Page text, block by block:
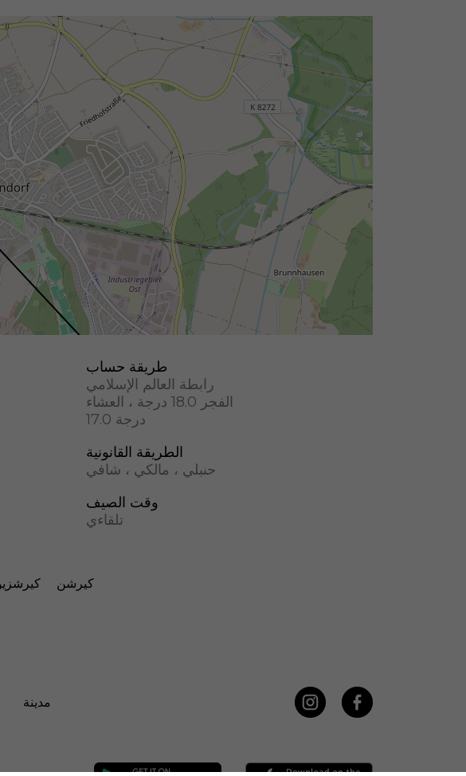
طريقة حساب
رابطة العالم الإسلامي
الفجر 18.0 درجة ، العشاء
17.0 درجة
الطريقة القانونية
حنبلي ، مالكي ، شافي
وقت الصيف
تلقاءي
كيرشن
مدينة